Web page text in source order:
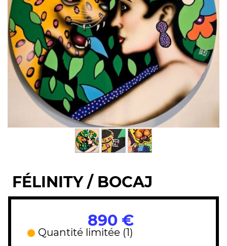
FÉLINITY / BOCAJ
890 €
Quantité limitée (1)